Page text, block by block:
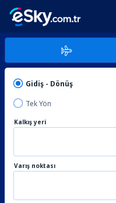
Gidiş - Dönüş
Tek Yön
Kalkış yeri
Varış noktası